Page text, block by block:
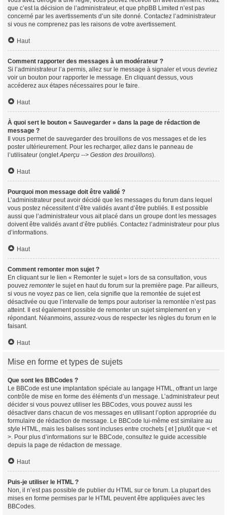
que c’est la décision de l’administrateur, et que phpBB Limited n’est pas
concerné par les avertissements d’un site donné. Contactez l’administrateur
si vous ne comprenez pas les raisons de votre avertissement.
Haut
Comment rapporter des messages à un modérateur ?
Si l’administrateur l’a permis, allez sur le message à signaler et vous devriez
voir un bouton pour rapporter le message. En cliquant dessus, vous
accéderez aux étapes nécessaires pour le faire.
Haut
À quoi sert le bouton « Sauvegarder » dans la page de rédaction de
message ?
Il vous permet de sauvegarder des brouillons de vos messages et de les
poster ultérieurement. Pour les recharger, allez dans le panneau de
l’utilisateur (ongletAperçu --> Gestion des brouillons).
Haut
Pourquoi mon message doit être validé ?
L’administrateur peut avoir décidé que les messages du forum dans lequel
vous postez nécessitent d’être validés avant d’être publiés. Il est possible
aussi que l’administrateur vous ait placé dans un groupe dont les messages
doivent être validés avant d’être publiés. Contactez l’administrateur pour plus
d’informations.
Haut
Comment remonter mon sujet ?
En cliquant sur le lien « Remonter le sujet » lors de sa consultation, vous
pouvez remonterle sujet en haut du forum sur la première page. Par ailleurs,
si vous ne voyez pas ce lien, cela signifie que la remontée de sujet est
désactivée ou que l’intervalle de temps pour autoriser la remontée n’est pas
atteint. Il est également possible de remonter un sujet simplement en y
répondant. Néanmoins, assurez-vous de respecter les règles du forum en le
faisant.
Haut
Mise en forme et types de sujets
Que sont les BBCodes ?
Le BBCode est une implantation spéciale au langage HTML, offrant un large
contrôle de mise en forme des éléments d’un message. L’administrateur peut
décider si vous pouvez utiliser les BBCodes, vous pouvez aussi les
désactiver dans chacun de vos messages en utilisant l’option appropriée du
formulaire de rédaction de message. Le BBCode lui-même est similaire au
style HTML, mais les balises sont incluses entre crochets [ et ] plutôt que < et
>. Pour plus d’informations sur le BBCode, consultez le guide accessible
depuis la page de rédaction de message.
Haut
Puis-je utiliser le HTML ?
Non, il n’est pas possible de publier du HTML sur ce forum. La plupart des
mises en forme permises par le HTML peuvent être appliquées avec les
BBCodes.